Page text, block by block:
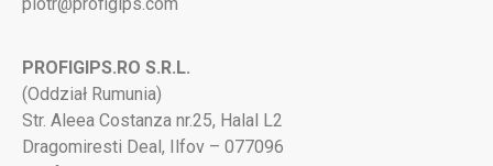
PROFIGIPS.RO S.R.L.
(Oddział Rumunia)
Str. Aleea Costanza nr.25, Halal L2
Dragomiresti Deal, Ilfov – 077096